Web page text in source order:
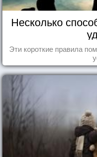
Несколько
Эти короткие правила